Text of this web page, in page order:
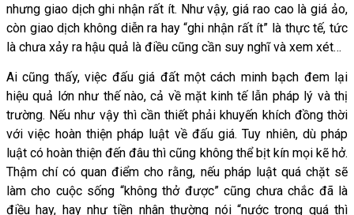
nhưng giao dịch ghi nhận rất ít. Như vậy, giá rao cao là giá ảo,
còn giao dịch không diễn ra hay “ghi nhận rất ít” là thực tế, tức
là chưa xảy ra hậu quả là điều cũng cần suy nghĩ và xem xét…
Ai cũng thấy, việc đấu giá đất một cách minh bạch đem lại
hiệu quả lớn như thế nào, cả về mặt kinh tế lẫn pháp lý và thị
trường. Nếu như vậy thì cần thiết phải khuyến khích đồng thời
với việc hoàn thiện pháp luật về đấu giá. Tuy nhiên, dù pháp
luật có hoàn thiện đến đâu thì cũng không thể bịt kín mọi kẽ hở.
Thậm chí có quan điểm cho rằng, nếu pháp luật quá chặt sẽ
làm cho cuộc sống “không thở được” cũng chưa chắc đã là
điều hay, hay như tiền nhân thường nói “nước trong quá thì